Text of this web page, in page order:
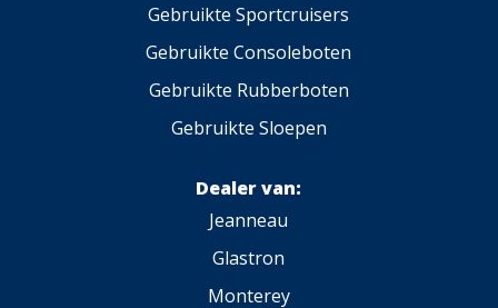
Gebruikte Sportcruisers
Gebruikte Consoleboten
Gebruikte Rubberboten
Gebruikte Sloepen
Dealer van:
Jeanneau
Glastron
Monterey